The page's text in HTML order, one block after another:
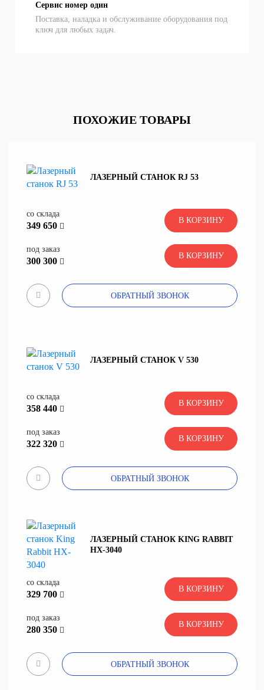
Сервис номер один
Поставка, наладка и обслуживание оборудования под
ключ для любых задач.
ПОХОЖИЕ ТОВАРЫ
ЛАЗЕРНЫЙ СТАНОК RJ 53
со склада
349 650
В КОРЗИНУ
под заказ
300 300
В КОРЗИНУ
ОБРАТНЫЙ ЗВОНОК
ЛАЗЕРНЫЙ СТАНОК V 530
со склада
358 440
В КОРЗИНУ
под заказ
322 320
В КОРЗИНУ
ОБРАТНЫЙ ЗВОНОК
ЛАЗЕРНЫЙ СТАНОК KING RABBIT
HX-3040
со склада
329 700
В КОРЗИНУ
под заказ
280 350
В КОРЗИНУ
ОБРАТНЫЙ ЗВОНОК